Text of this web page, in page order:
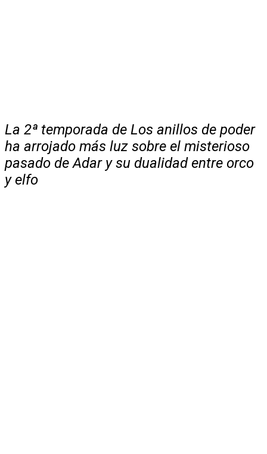
La 2ª temporada de Los anillos de poder
ha arrojado más luz sobre el misterioso
pasado de Adar y su dualidad entre orco
y elfo